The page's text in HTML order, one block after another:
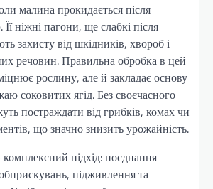
малина прокидається після
ніжні пагони, ще слабкі після
захисту від шкідників, хвороб і
речовин. Правильна обробка в цей
рослину, але й закладає основу
соковитих ягід. Без своєчасного
постраждати від грибків, комах чи
що значно знизить урожайність.
підхід: поєднання
підживлення та